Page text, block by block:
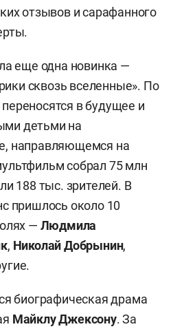
отзывов и сарафанного
еще одна новинка —
сквозь вселенные». По
в будущее и
детьми на
направляющемся на
собрал 75 млн
188 тыс. зрителей. В
пришлось около 10
— Людмила
, Николай Добрынин,
биографическая драма
Майклу Джексону. За